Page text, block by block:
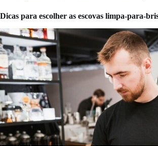
Dicas para escolher as escovas limpa-para-